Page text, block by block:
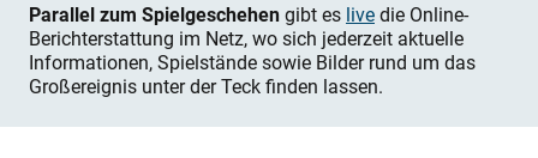
Parallel zum Spielgeschehengibt es livedie Online-
Berichterstattung im Netz, wo sich jederzeit aktuelle
Informationen, Spielstände sowie Bilder rund um das
Großereignis unter der Teck finden lassen.